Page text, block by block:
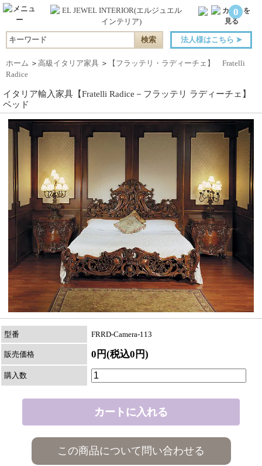
0
法人様はこちら ➤
ホーム ＞ 高級イタリア家具 ＞
【フラッテリ・ラディーチェ】 Fratelli
Radice
イタリア輸入家具【Fratelli Radice－フラッテリ ラディーチェ】
ベッド
型番 FRRD-Camera-113
販売価格 0円(税込0円)
購入数
この商品について問い合わせる